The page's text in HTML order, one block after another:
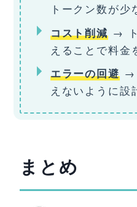
トークン数が少
コスト削減 →
えることで料金
エラーの回避 →
えないように設
まとめ